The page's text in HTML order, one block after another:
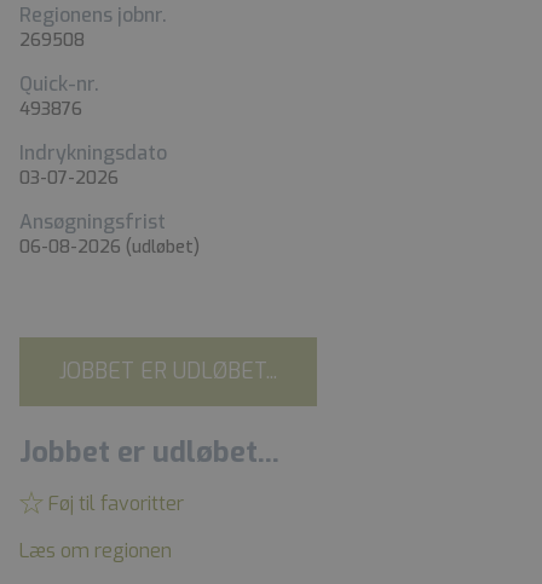
Regionens jobnr.
269508
Quick-nr.
493876
Indrykningsdato
03-07-2026
Ansøgningsfrist
06-08-2026 (udløbet)
JOBBET ER UDLØBET...
Jobbet er udløbet...
Føj til favoritter
Læs om regionen